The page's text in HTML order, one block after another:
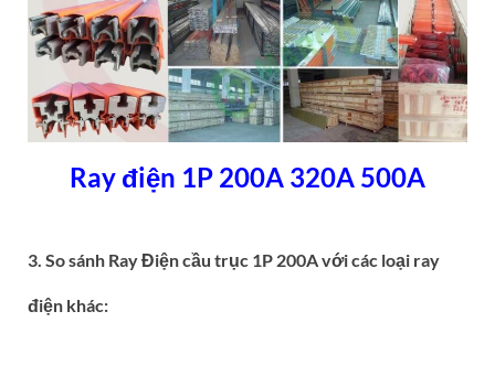
Ray điện 1P 200A 320A 500A
3. So sánh Ray Điện cầu trục 1P 200A với các loại ray
điện khác: